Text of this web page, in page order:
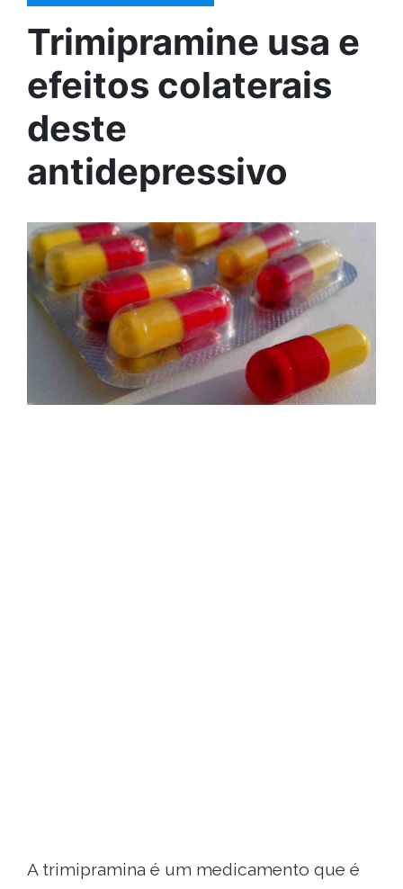
Trimipramine usa e
efeitos colaterais
deste
antidepressivo
A trimipramina é um medicamento que é